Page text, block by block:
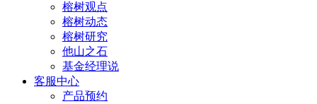
榕树观点
榕树动态
榕树研究
他山之石
基金经理说
客服中心
产品预约